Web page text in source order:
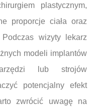
plastycznym,
proporcje ciała oraz
wizyty lekarz
modeli implantów
lub strojów
potencjalny efekt
zwrócić uwagę na